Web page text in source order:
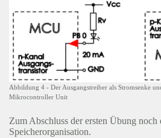
Abbildung 4 - Der Ausgangstreiber als Stromsenke
Mikrocontroller Unit
Zum Abschluss der ersten Übung
Speicherorganisation.